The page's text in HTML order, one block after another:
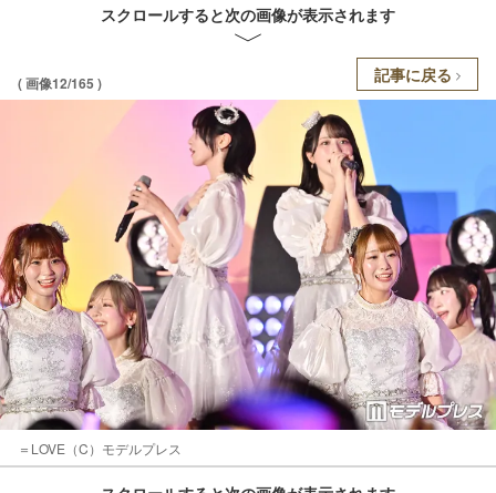
スクロールすると次の画像が表示されます
( 画像12/165 ) 記事に戻る
＝LOVE（C）モデルプレス